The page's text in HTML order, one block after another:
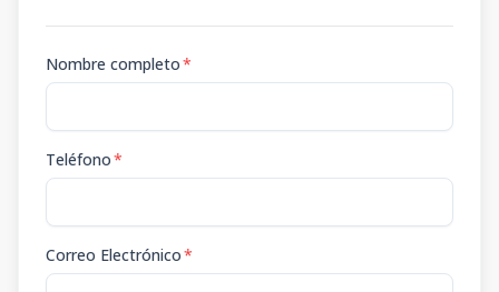
Nombre completo*
Teléfono*
Correo Electrónico*